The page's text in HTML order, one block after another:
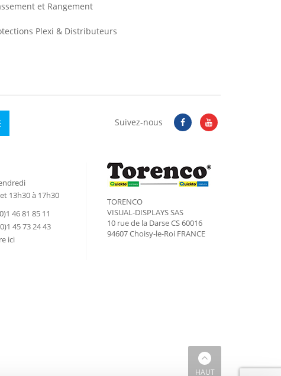
et Rangement
Plexi & Distributeurs
Suivez-nous
13h30 à 17h30
46 81 85 11
45 73 24 43
ici
TORENCO
VISUAL-DISPLAYS SAS
10 rue de la Darse CS 60016
94607 Choisy-le-Roi FRANCE
HAUT